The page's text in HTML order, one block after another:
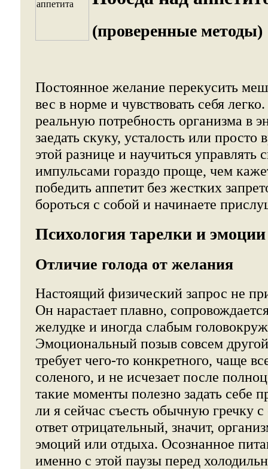
(проверенные методы)
Постоянное желание перекусить
вес в норме и чувствовать себя
реальную потребность организма в
заедать скуку, усталость или просто
этой разнице и научиться
импульсами гораздо проще, чем
победить аппетит без жестких
бороться с собой и начинаете
Психология тарелки и эмоции
Отличие голода от желания
Настоящий физический запрос не
Он нарастает плавно,
желудке и иногда слабым
Эмоциональный позыв совсем
требует чего-то конкретного, чаще
соленого, и не исчезает после
такие моменты полезно задать себе
ли я сейчас съесть обычную гречку
ответ отрицательный, значит,
эмоций или отдыха. Осознанное
именно с этой паузы перед